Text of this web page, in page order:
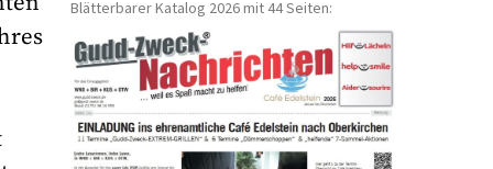
Blätterbarer Katalog 2026 mit 44 Seiten: